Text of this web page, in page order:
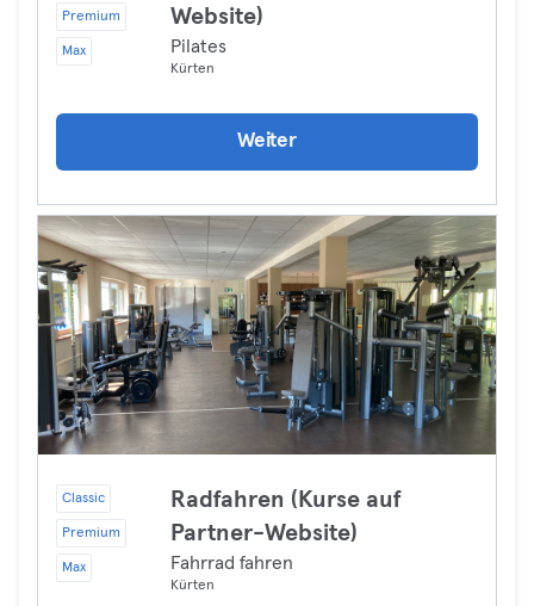
Premium
Max
Website)
Pilates
Kürten
Weiter
Classic
Premium
Max
Radfahren (Kurse auf
Partner-Website)
Fahrrad fahren
Kürten